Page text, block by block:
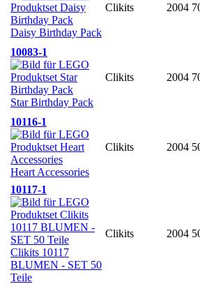
Daisy Birthday Pack
Clikits 2004
10083-1
Star Birthday Pack
Clikits 2004
10116-1
Heart Accessories
Clikits 2004
10117-1
Clikits 10117
BLUMEN - SET 50
Teile
Clikits 2004